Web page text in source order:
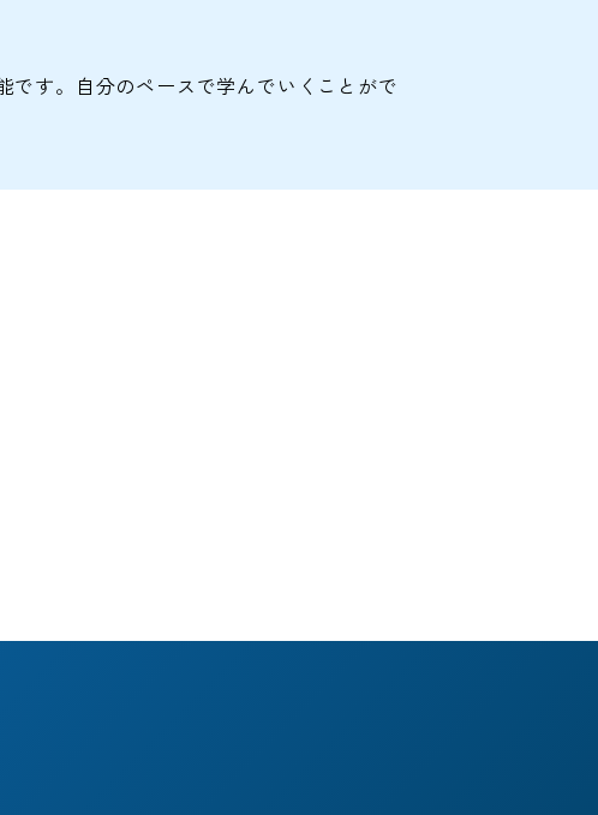
です。自分のペースで学んでいくことがで